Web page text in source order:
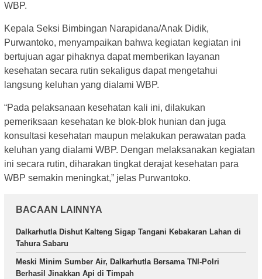
WBP.
Kepala Seksi Bimbingan Narapidana/Anak Didik,
Purwantoko, menyampaikan bahwa kegiatan kegiatan ini
bertujuan agar pihaknya dapat memberikan layanan
kesehatan secara rutin sekaligus dapat mengetahui
langsung keluhan yang dialami WBP.
“Pada pelaksanaan kesehatan kali ini, dilakukan
pemeriksaan kesehatan ke blok-blok hunian dan juga
konsultasi kesehatan maupun melakukan perawatan pada
keluhan yang dialami WBP. Dengan melaksanakan kegiatan
ini secara rutin, diharakan tingkat derajat kesehatan para
WBP semakin meningkat,” jelas Purwantoko.
BACAAN LAINNYA
Dalkarhutla Dishut Kalteng Sigap Tangani Kebakaran Lahan di
Tahura Sabaru
Meski Minim Sumber Air, Dalkarhutla Bersama TNI-Polri
Berhasil Jinakkan Api di Timpah